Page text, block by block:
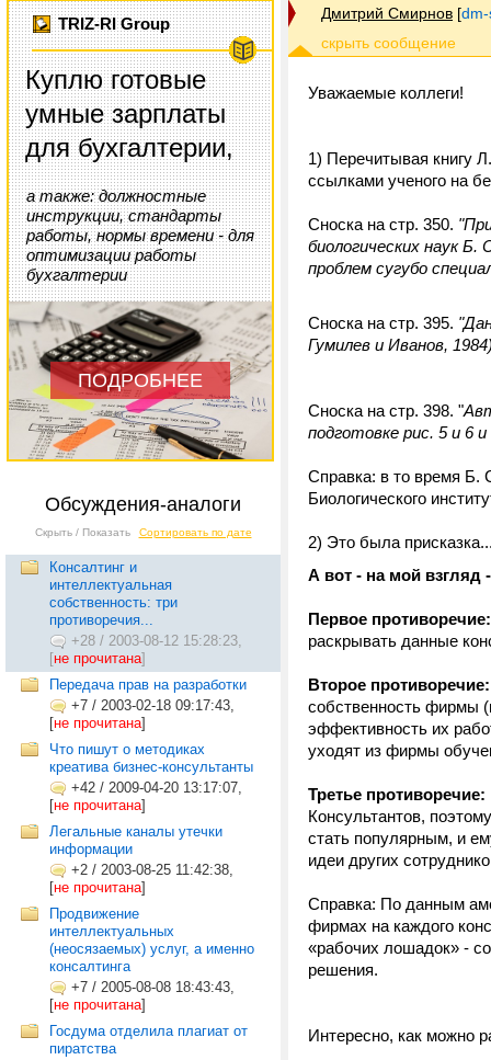
TRIZ-RI Group
Куплю готовые
умные зарплаты
для бухгалтерии,
а также: должностные
инструкции, стандарты
работы, нормы времени - для
оптимизации работы
бухгалтерии
ПОДРОБНЕЕ
Обсуждения-аналоги
Скрыть / Показать Сортировать по дате
Консалтинг и
интеллектуальная
собственность: три
противоречия...
+28 / 2003-08-12 15:28:23,
[не прочитана]
Передача прав на разработки
+7 / 2003-02-18 09:17:43,
[не прочитана]
Что пишут о методиках
креатива бизнес-консультанты
+42 / 2009-04-20 13:17:07,
[не прочитана]
Легальные каналы утечки
информации
+2 / 2003-08-25 11:42:38,
[не прочитана]
Продвижение
интеллектуальных
(неосязаемых) услуг, а именно
консалтинга
+7 / 2005-08-08 18:43:43,
[не прочитана]
Госдума отделила плагиат от
пиратства
Дмитрий Смирнов [
Уважаемые коллеги!
1) Перечитывая книгу
ссылками ученого на
Сноска на стр. 350.
биологических наук
проблем сугубо
Сноска на стр. 395.
Гумилев и Иванов,
Сноска на стр. 398. "
подготовке рис. 5 и 6
Справка: в то время Б.
Биологического
2) Это была
А вот - на мой взгляд
Первое
раскрывать данные
Второе
собственность фирмы
эффективность их
уходят из фирмы
Третье противоречие:
Консультантов,
стать популярным, и
идеи других
Справка: По данным
фирмах на каждого
«рабочих лошадок» -
решения.
Интересно, как можно